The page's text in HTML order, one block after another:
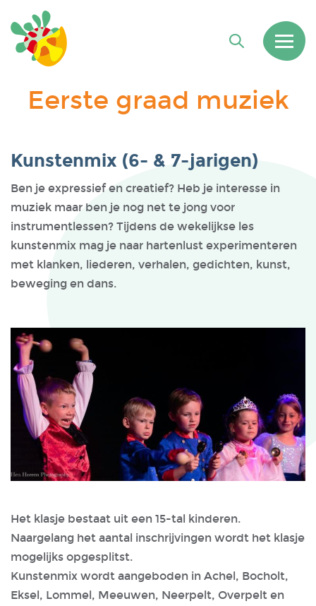
Eerste graad muziek
Kunstenmix (6- & 7-jarigen)
Ben je expressief en creatief? Heb je interesse in
muziek maar ben je nog net te jong voor
instrumentlessen? Tijdens de wekelijkse les
kunstenmix mag je naar hartenlust experimenteren
met klanken, liederen, verhalen, gedichten, kunst,
beweging en dans.
Het klasje bestaat uit een 15-tal kinderen.
Naargelang het aantal inschrijvingen wordt het klasje
mogelijks opgesplitst.
Kunstenmix wordt aangeboden in Achel, Bocholt,
Eksel, Lommel, Meeuwen, Neerpelt, Overpelt en